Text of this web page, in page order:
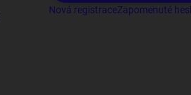
Nová registraceZapomenuté